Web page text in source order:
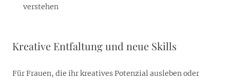
verstehen
Kreative Entfaltung und neue Skills
Für Frauen, die ihr kreatives Potenzial ausleben oder